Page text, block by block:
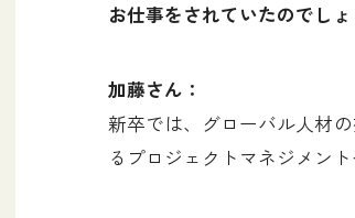
お仕事をされていたのでしょ
加藤さん：
新卒では、グローバル人材
るプロジェクトマネジメン